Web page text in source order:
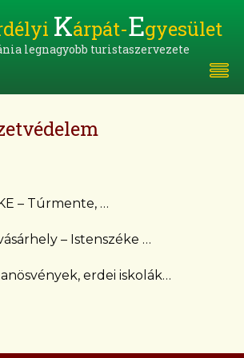
Kárpát-Egyesület
legnagyobb turistaszervezete
– Túrmente, …
– Istenszéke …
erdei iskolák…